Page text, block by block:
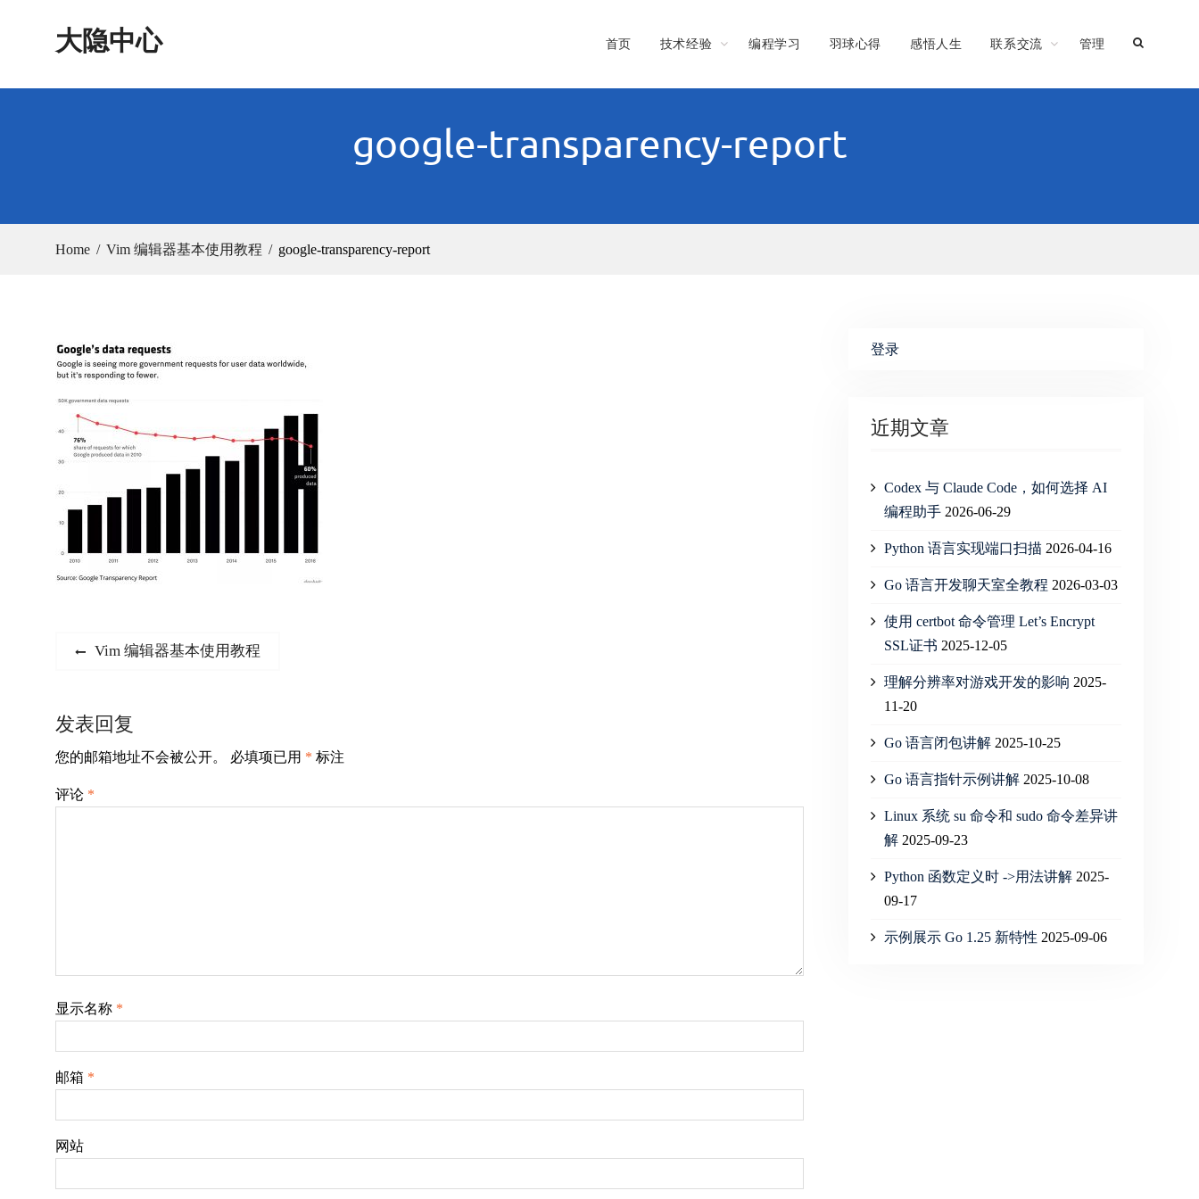
大隐中心 首页 技术经验 编程学习 羽球心得 感悟人生 联系交流 管理
google-transparency-report
Home Vim 编辑器基本使用教程 google-transparency-report
文
导
航
Previous
Vim 编辑器基本使用教程
发表回复
您的邮箱地址不会被公开。 必填项已用 * 标注
评论 *
显示名称 *
邮箱 *
网站
登录
近期文章
Codex 与 Claude Code，如何选择 AI
编程助手 2026-06-29
Python 语言实现端口扫描 2026-04-16
Go 语言开发聊天室全教程 2026-03-03
使用 certbot 命令管理 Let’s Encrypt
SSL证书 2025-12-05
理解分辨率对游戏开发的影响 2025-
11-20
Go 语言闭包讲解 2025-10-25
Go 语言指针示例讲解 2025-10-08
Linux 系统 su 命令和 sudo 命令差异讲
解 2025-09-23
Python 函数定义时 ->用法讲解 2025-
09-17
示例展示 Go 1.25 新特性 2025-09-06